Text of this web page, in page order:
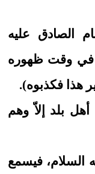
الصادق عليه
في وقت ظهوره
هذا فكذبوه).
أهل بلد إلاّ وهم
السلام، فيسمع